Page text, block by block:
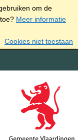
om de
Meer informatie
Cookies niet toestaan